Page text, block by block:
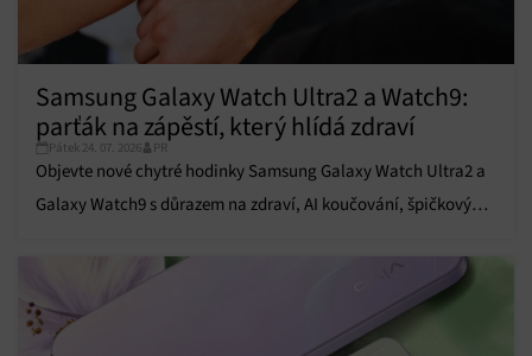
Přiřazování a kombinování údajů z jiných zdrojů
údajů, Propojení různých zařízení, Identifikace
zařízení na základě automaticky přenášených
informací.
Zajištění bezpečnosti, předcházení a zjišťování
podvodů a odstraňování chyb, Poskytování a
zobrazování reklamy a obsahu, Ukládání a sdělování
Vždy aktivní
Samsung Galaxy Watch Ultra2 a Watch9:
parťák na zápěstí, který hlídá zdraví
Pátek 24. 07. 2026 PR
Objevte nové chytré hodinky Samsung Galaxy Watch Ultra2 a
Galaxy Watch9 s důrazem na zdraví, AI koučování, špičkový